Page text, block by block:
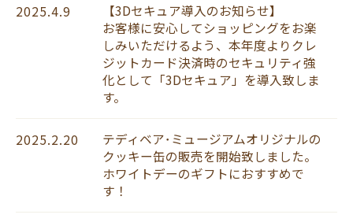
2025.4.9
【3Dセキュア導入のお知らせ】
お客様に安心してショッピングをお楽
しみいただけるよう、本年度よりクレ
ジットカード決済時のセキュリティ強
化として「3Dセキュア」を導入致しま
す。
2025.2.20
テディベア･ミュージアムオリジナルの
クッキー缶の販売を開始致しました。
ホワイトデーのギフトにおすすめで
す！